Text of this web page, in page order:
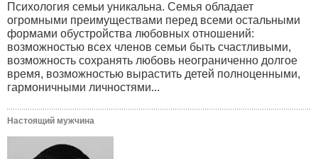
Психология семьи уникальна. Семья обладает
огромными преимуществами перед всеми остальными
формами обустройства любовных отношений:
возможностью всех членов семьи быть счастливыми,
возможность сохранять любовь неограниченно долгое
время, возможностью вырастить детей полноценными,
гармоничными личностями...
Настоящий мужчина